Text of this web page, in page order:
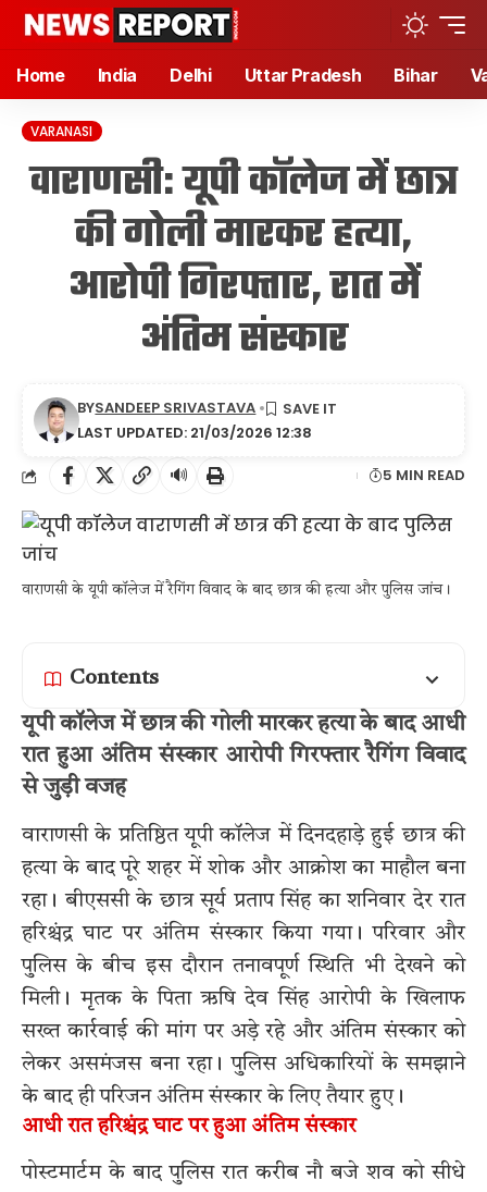
Home India Delhi Uttar Pradesh Bihar
VARANASI
वाराणसी: यूपी कॉलेज में छात्र
की गोली मारकर हत्या,
आरोपी गिरफ्तार, रात में
अंतिम संस्कार
LAST UPDATED: 21/03/2026 12:38
BYSANDEEP SRIVASTAVA
🔊 5 MIN READ
वाराणसी के यूपी कॉलेज में रैगिंग विवाद के बाद छात्र की हत्या और पुलिस जांच।
Contents
यूपी कॉलेज में छात्र की गोली मारकर हत्या के बाद आधी
रात हुआ अंतिम संस्कार आरोपी गिरफ्तार रैगिंग विवाद
से जुड़ी वजह
वाराणसी के प्रतिष्ठित यूपी कॉलेज में दिनदहाड़े हुई छात्र की
हत्या के बाद पूरे शहर में शोक और आक्रोश का माहौल बना
रहा। बीएससी के छात्र सूर्य प्रताप सिंह का शनिवार देर रात
हरिश्चंद्र घाट पर अंतिम संस्कार किया गया। परिवार और
पुलिस के बीच इस दौरान तनावपूर्ण स्थिति भी देखने को
मिली। मृतक के पिता ऋषि देव सिंह आरोपी के खिलाफ
सख्त कार्रवाई की मांग पर अड़े रहे और अंतिम संस्कार को
लेकर असमंजस बना रहा। पुलिस अधिकारियों के समझाने
के बाद ही परिजन अंतिम संस्कार के लिए तैयार हुए।
आधी रात हरिश्चंद्र घाट पर हुआ अंतिम संस्कार
पोस्टमार्टम के बाद पुलिस रात करीब नौ बजे शव को सीधे